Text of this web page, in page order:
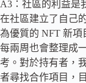
A3：社區的利益是
在社區建立了自己
為優質的 NFT 新項
每兩周也會整理成
考。對於持有者，
者尋找合作項目，